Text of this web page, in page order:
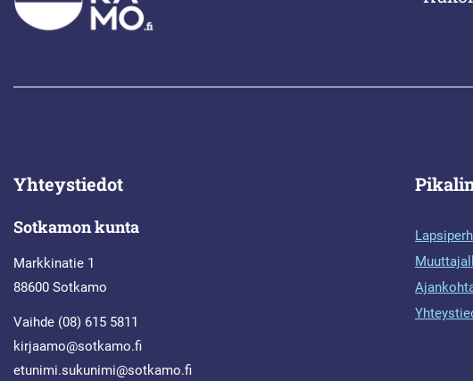
Yhteystiedot
Sotkamon kunta
Markkinatie 1
88600 Sotkamo
Vaihde (08) 615 5811
kirjaamo@sotkamo.fi
etunimi.sukunimi@sotkamo.fi